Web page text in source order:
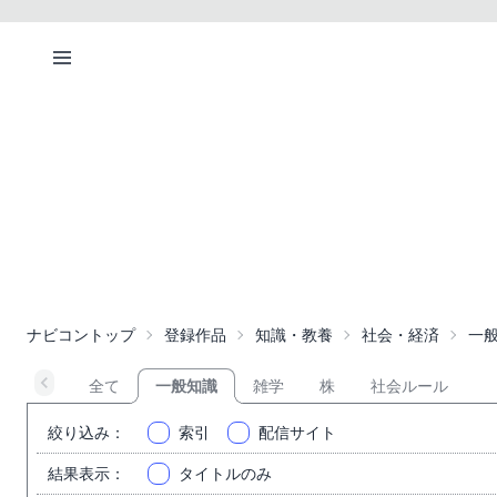
ナビコントップ 登録作品 知識・教養 社会・経済 一
全て 一般知識 雑学 株 社会ルール
絞り込み ： 索引 配信サイト
結果表示 ： タイトルのみ